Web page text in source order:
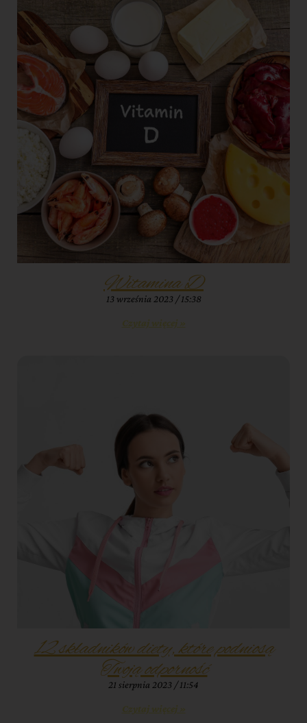
Witamina D
13 września 2023 15:38
Czytaj więcej »
12 składników diety, które podniosą
Twoją odporność
21 sierpnia 2023 11:54
Czytaj więcej »